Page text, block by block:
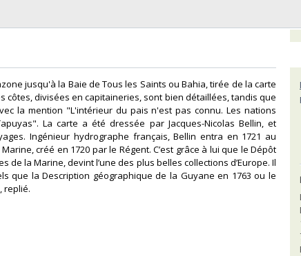
jusqu'à la Baie de Tous les Saints ou Bahia, tirée de la carte
côtes, divisées en capitaineries, sont bien détaillées, tandis que
la mention "L'intérieur du pais n'est pas connu. Les nations
La carte a été dressée par Jacques-Nicolas Bellin, et
Ingénieur hydrographe français, Bellin entra en 1721 au
créé en 1720 par le Régent. C’est grâce à lui que le Dépôt
de la Marine, devint l’une des plus belles collections d’Europe. Il
que la Description géographique de la Guyane en 1763 ou le
replié.‎